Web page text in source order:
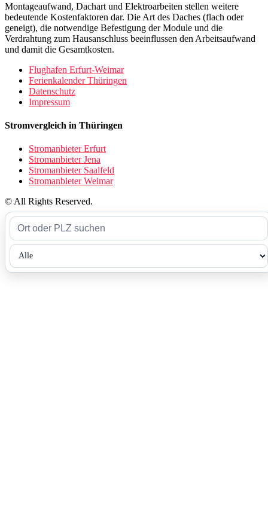
Montageaufwand, Dachart und Elektroarbeiten stellen weitere
bedeutende Kostenfaktoren dar. Die Art des Daches (flach oder
geneigt), die notwendige Befestigung der Module und die
Verdrahtung zum Hausanschluss beeinflussen den Arbeitsaufwand
und damit die Gesamtkosten.
Flughafen Erfurt-Weimar
Ferienkalender Thüringen
Datenschutz
Impressum
Stromvergleich in Thüringen
Stromanbieter Erfurt
Stromanbieter Jena
Stromanbieter Saalfeld
Stromanbieter Weimar
© All Rights Reserved.